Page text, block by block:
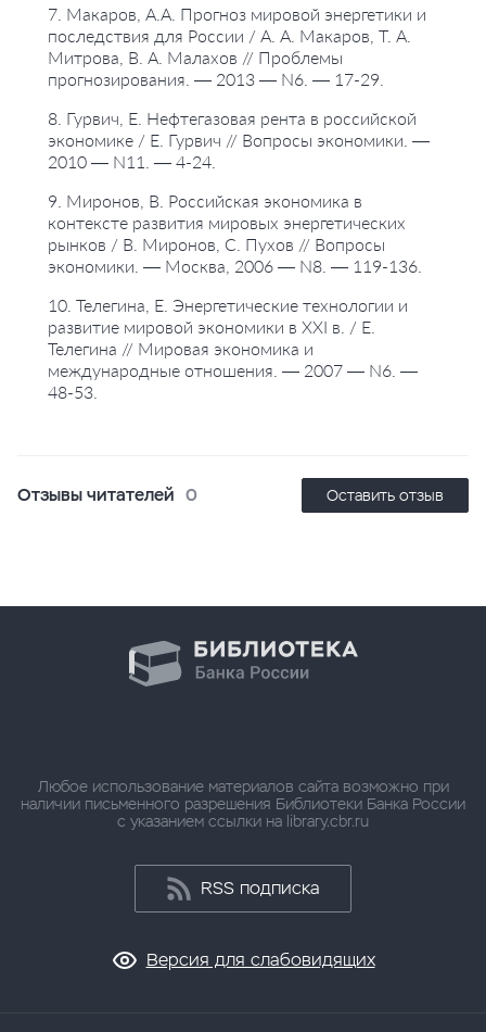
7. Макаров, А.А. Прогноз мировой энергетики и
последствия для России / А. А. Макаров, Т. А.
Митрова, В. А. Малахов // Проблемы
прогнозирования. — 2013 — N6. — 17-29.
8. Гурвич, Е. Нефтегазовая рента в российской
экономике / Е. Гурвич // Вопросы экономики. —
2010 — N11. — 4-24.
9. Миронов, В. Российская экономика в
контексте развития мировых энергетических
рынков / В. Миронов, С. Пухов // Вопросы
экономики. — Москва, 2006 — N8. — 119-136.
10. Телегина, Е. Энергетические технологии и
развитие мировой экономики в XXI в. / Е.
Телегина // Мировая экономика и
международные отношения. — 2007 — N6. —
48-53.
Отзывы читателей 0 Оставить отзыв
Любое использование материалов сайта возможно при
наличии письменного разрешения Библиотеки Банка России
с указанием ссылки на library.cbr.ru
RSS подписка
Версия для слабовидящих